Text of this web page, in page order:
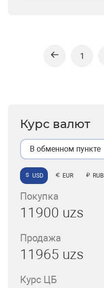
1
Курс валют
В обменном пункте
USD EUR RUB
Покупка
11900 uzs
Продажа
11965 uzs
Курс ЦБ